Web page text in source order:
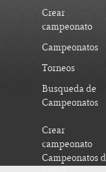
Crear
campeonato
Campeonatos
Torneos
Busqueda de
Campeonatos
Crear
campeonato
Campeonatos